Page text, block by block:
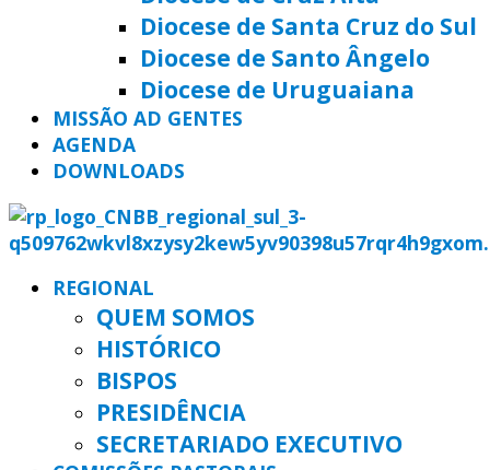
Diocese de Santa Cruz do Sul
Diocese de Santo Ângelo
Diocese de Uruguaiana
MISSÃO AD GENTES
AGENDA
DOWNLOADS
REGIONAL
QUEM SOMOS
HISTÓRICO
BISPOS
PRESIDÊNCIA
SECRETARIADO EXECUTIVO